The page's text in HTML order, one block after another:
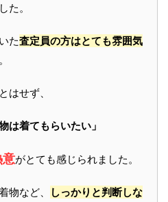
た。
た査定員の方はとても雰囲気
はせず、
は着てもらいたい」
意がとても感じられました。
物など、
しっかりと判断しな